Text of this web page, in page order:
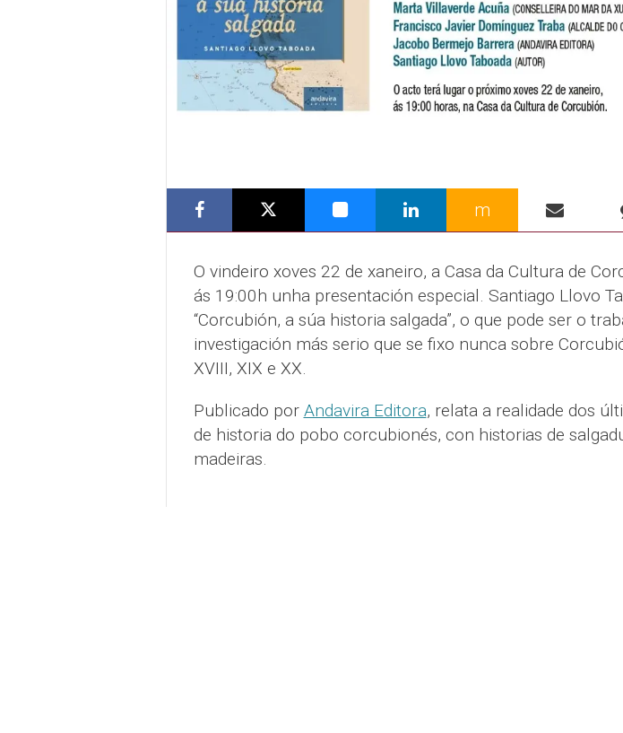
m
O vindeiro xoves 22 de xaneiro, a Casa da Cultura de
ás 19:00h unha presentación especial. Santiago Llovo
“Corcubión, a súa historia salgada”, o que pode ser o
investigación más serio que se fixo nunca sobre
XVIII, XIX e XX.
Publicado por Andavira Editora, relata a realidade dos
de historia do pobo corcubionés, con historias de
madeiras.